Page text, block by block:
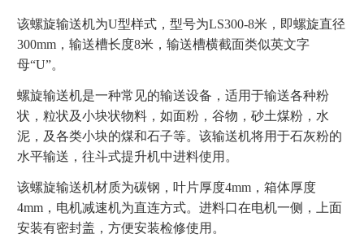
该螺旋输送机为U型样式，型号为LS300-8米，即螺旋直径
300mm，输送槽长度8米，输送槽横截面类似英文字
母“U”。
螺旋输送机是一种常见的输送设备，适用于输送各种粉
状，粒状及小块状物料，如面粉，谷物，砂土煤粉，水
泥，及各类小块的煤和石子等。该输送机将用于石灰粉的
水平输送，往斗式提升机中进料使用。
该螺旋输送机材质为碳钢，叶片厚度4mm，箱体厚度
4mm，电机减速机为直连方式。进料口在电机一侧，上面
安装有密封盖，方便安装检修使用。